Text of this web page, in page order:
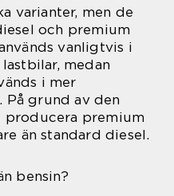
varianter, men de
och premium
vanligtvis i
medan
i mer
grund av den
producera premium
än standard diesel.
bensin?